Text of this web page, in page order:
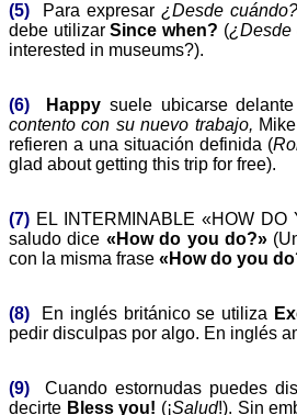
(5) Para expresar¿Desde
debe utilizarSince when? (¿Desde
interested in museums?).
(6) Happy suele ubicarse
contento con su nuevo trabajo,
refieren a una situación definida (
glad about getting this trip for free).
(7) EL INTERMINABLE «HOW
saludo dice «How do you do?»
con la misma frase «How do you
(8) En inglés británico se utiliza
pedir disculpas por algo. En inglés
(9) Cuando estornudas puedes
decirte Bless you! (¡Salud!). Sin